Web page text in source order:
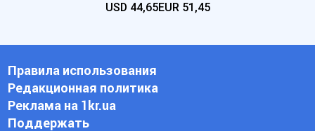
USD 44,65EUR 51,45
Правила использования
Редакционная политика
Реклама на 1kr.ua
Поддержать